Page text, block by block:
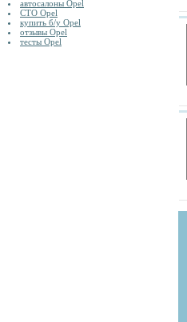
автосалоны Opel
СТО Opel
купить б/у Opel
отзывы Opel
тесты Opel